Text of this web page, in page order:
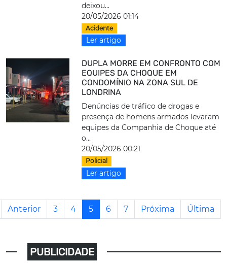
deixou...
20/05/2026 01:14
Acidente
Ler artigo
DUPLA MORRE EM CONFRONTO COM
EQUIPES DA CHOQUE EM
CONDOMÍNIO NA ZONA SUL DE
LONDRINA
Denúncias de tráfico de drogas e
presença de homens armados levaram
equipes da Companhia de Choque até
o...
20/05/2026 00:21
Policial
Ler artigo
Anterior 3 4 5 6 7 Próxima Última
PUBLICIDADE